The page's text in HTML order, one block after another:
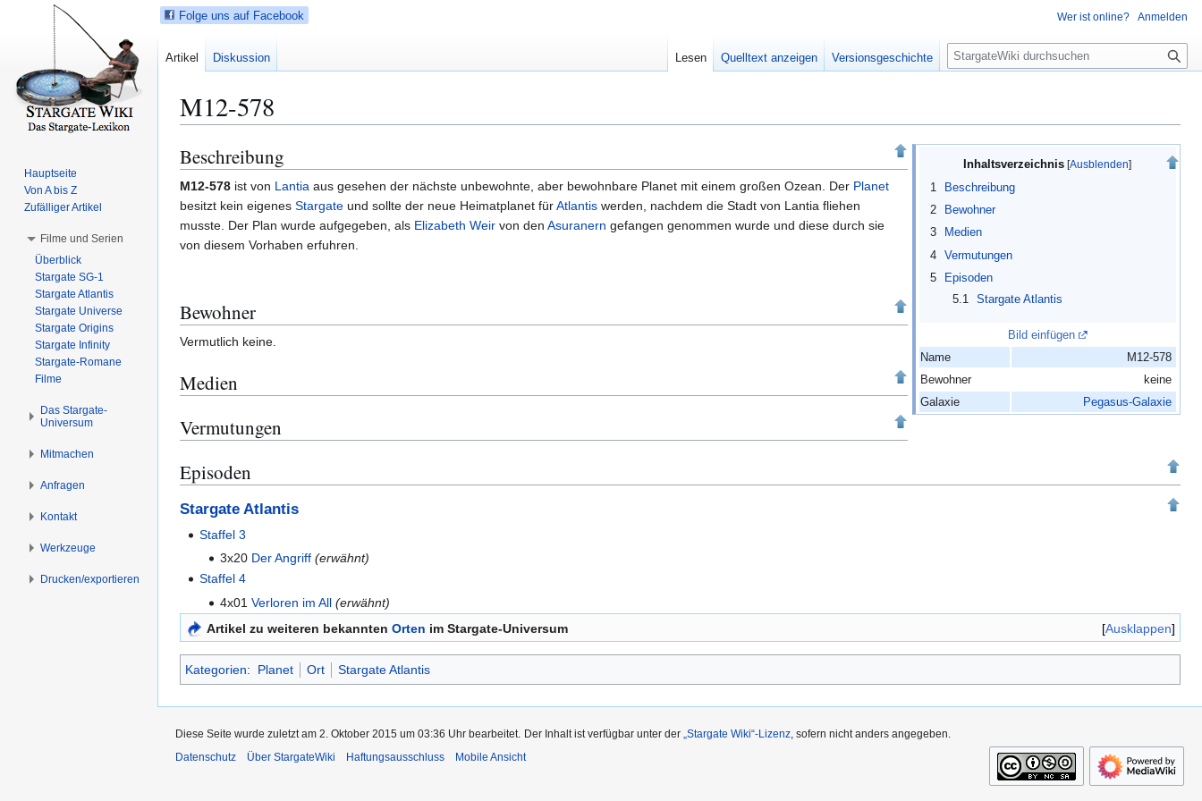
M12-578
Z
u
r
N
a
v
a
t
n
p
i
n
g
Z
u
r
S
u
c
s
p
r
n
e
Inhaltsverzeichnis
1
Beschreibung
2
Bewohner
3
Medien
4
Vermutungen
5
Episoden
5.1
Stargate Atlantis
Bild einfügen
Name
M12-578
Bewohner
keine
Galaxie
Pegasus-Galaxie
Beschreibung
M12-578 ist von Lantia aus gesehen der nächste unbewohnte, aber bewohnbare Planet mit einem großen Ozean. Der Planet
besitzt kein eigenes Stargate und sollte der neue Heimatplanet fürAtlantis werden, nachdem die Stadt von Lantia fliehen
musste. Der Plan wurde aufgegeben, als Elizabeth Weir von den Asuranern gefangen genommen wurde und diese durch sie
von diesem Vorhaben erfuhren.
Bewohner
Vermutlich keine.
Medien
Vermutungen
Episoden
Stargate Atlantis
Staffel 3
3x20 Der Angriff (erwähnt)
Staffel 4
4x01 Verloren im All (erwähnt)
Ausklappen
Artikel zu weiteren bekannten Orten im Stargate-Universum
Kategorien: Planet Ort Stargate Atlantis
Folge uns auf Facebook Wer ist online? Anmelden
Artikel Diskussion Lesen Quelltext anzeigen Versionsgeschichte
S
u
e
Hauptseite
Von A bis Z
Zufälliger Artikel
Filme und Serien
Überblick
Stargate SG-1
Stargate Atlantis
Stargate Universe
Stargate Origins
Stargate Infinity
Stargate-Romane
Filme
Das Stargate-
Universum
Mitmachen
Anfragen
Kontakt
Werkzeuge
Drucken/­exportieren
Diese Seite wurde zuletzt am 2. Oktober 2015 um 03:36 Uhr bearbeitet. Der Inhalt ist verfügbar unter der „Stargate Wiki“-Lizenz, sofern nicht anders angegeben.
Datenschutz
Über StargateWiki Haftungsausschluss Mobile Ansicht